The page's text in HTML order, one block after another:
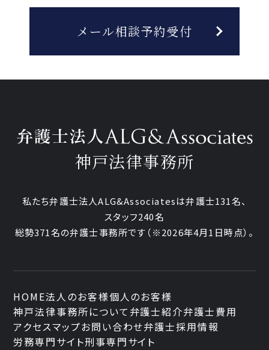
メール相談予約受付
神戸法律事務所
私たち弁護士法人ALG&Associatesは弁護士131名、
スタッフ240名
総勢371名の弁護士事務所です （※2026年4月1日時点）。
HOME法人のお客様個人のお客様
神戸法律事務所について 弁護士紹介弁護士費用
アクセスマップお問い合わせ弁護士採用情報
労務専門サイト刑事専門サイト